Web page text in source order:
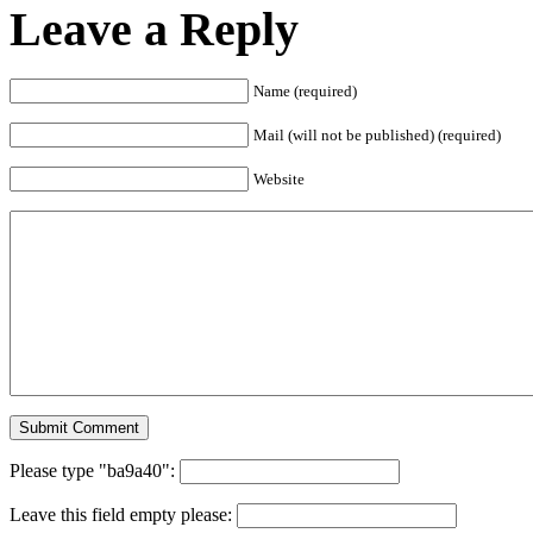
Leave a Reply
Name (required)
Mail (will not be published) (required)
Website
Please type "ba9a40":
Leave this field empty please: